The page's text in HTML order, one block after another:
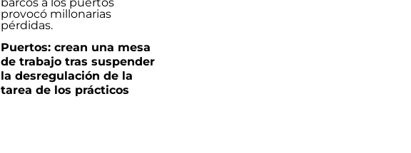
Puertos: crean una mesa
de trabajo tras suspender
la desregulación de la
tarea de los prácticos